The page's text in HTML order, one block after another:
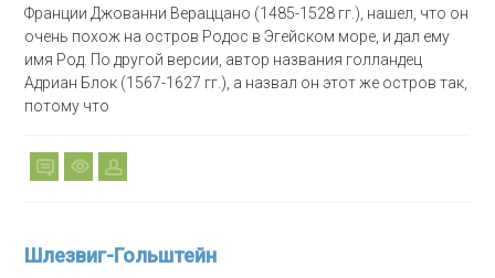
Франции Джованни Вераццано (1485-1528 гг.), нашел, что он
очень похож на остров Родос в Эгейском море, и дал ему
имя Род. По другой версии, автор названия голландец
Адриан Блок (1567-1627 гг.), а назвал он этот же остров так,
потому что
Шлезвиг-Гольштейн